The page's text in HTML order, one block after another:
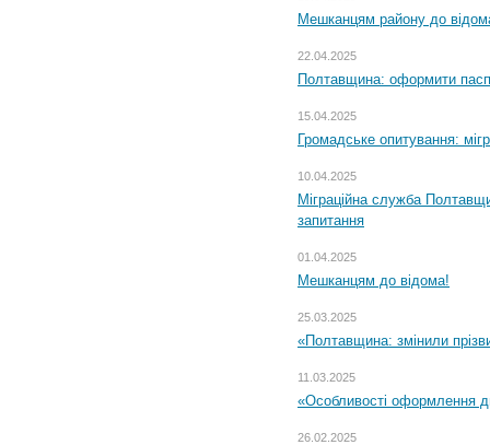
Мешканцям району до
22.04.2025
Полтавщина: оформити
15.04.2025
Громадське опитування:
10.04.2025
Міграційна служба
запитання
01.04.2025
Мешканцям до відома!
25.03.2025
«Полтавщина: змінили
11.03.2025
«Особливості оформлення
26.02.2025